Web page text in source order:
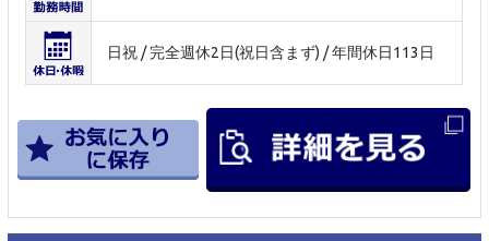
日祝 / 完全週休2日(祝日含まず) / 年間休日113日